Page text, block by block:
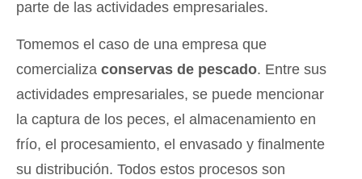
parte de las actividades empresariales.
Tomemos el caso de una empresa que
comercializa conservas de pescado. Entre sus
actividades empresariales, se puede mencionar
la captura de los peces, el almacenamiento en
frío, el procesamiento, el envasado y finalmente
su distribución. Todos estos procesos son